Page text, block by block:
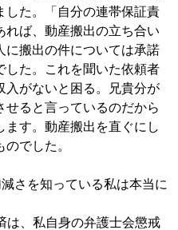
た。「自分の連帯保証責
れば、動産搬出の立ち合い
に搬出の件については承諾
した。これを聞いた依頼者
入がないと困る。兄貴分が
せると言っているのだから
ます。動産搬出を直ぐにし
でした。
さを知っている私は本当に
は、私自身の弁護士会懲戒